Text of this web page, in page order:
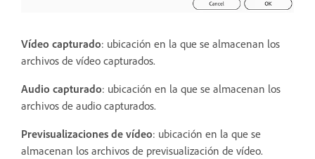
Vídeo capturado: ubicación en la que se almacenan los
archivos de vídeo capturados.
Audio capturado: ubicación en la que se almacenan los
archivos de audio capturados.
Previsualizaciones de vídeo: ubicación en la que se
almacenan los archivos de previsualización de vídeo.